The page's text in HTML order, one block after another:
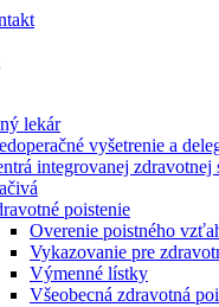
lekár
vyšetrenie a
integrovanej zdravotnej
poistenie
Overenie poistného
Vykazovanie pre
Výmenné lístky
Všeobecná zdravotná